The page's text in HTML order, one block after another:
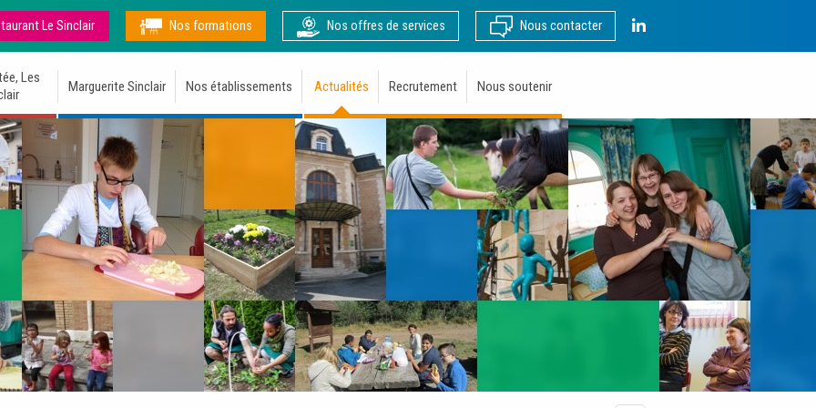
Le Sinclair Nos formations Nos offres de services Nous contacter
Les
Marguerite Sinclair Nos établissements Actualités Recrutement Nous soutenir